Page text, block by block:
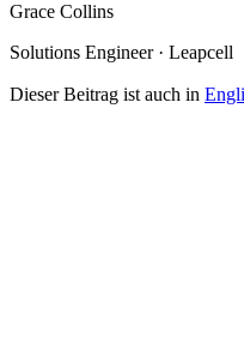
Grace Collins
Solutions Engineer · Leapcell
Dieser Beitrag ist auch in